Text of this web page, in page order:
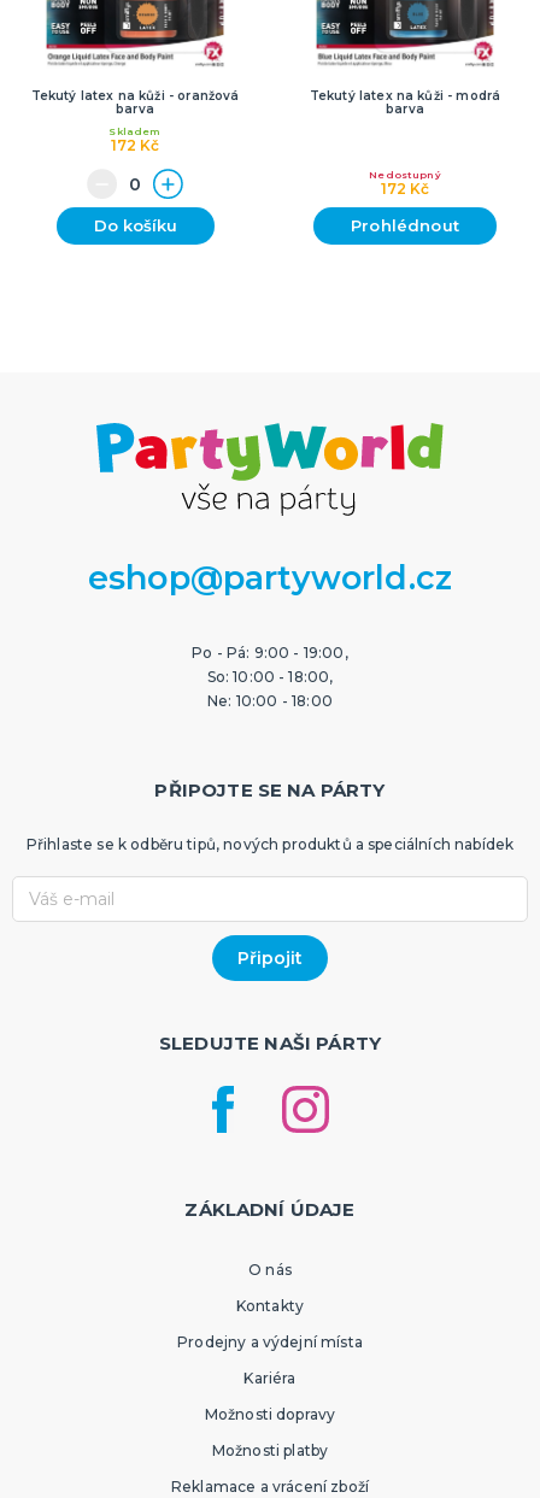
Tekutý latex na kůži - oranžová
barva
172 Kč
Skladem
Do košíku
Tekutý latex na kůži - modrá
barva
172 Kč
Nedostupný
Prohlédnout
eshop@partyworld.cz
Po - Pá: 9:00 - 19:00,
So: 10:00 - 18:00,
Ne: 10:00 - 18:00
PŘIPOJTE SE NA PÁRTY
Přihlaste se k odběru tipů, nových produktů a speciálních nabídek
SLEDUJTE NAŠI PÁRTY
ZÁKLADNÍ ÚDAJE
O nás
Kontakty
Prodejny a výdejní místa
Kariéra
Možnosti dopravy
Možnosti platby
Reklamace a vrácení zboží